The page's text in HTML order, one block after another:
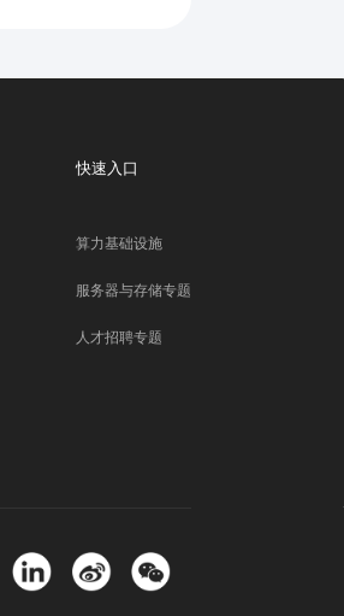
快速入口
算力基础设施
服务器与存储专题
人才招聘专题